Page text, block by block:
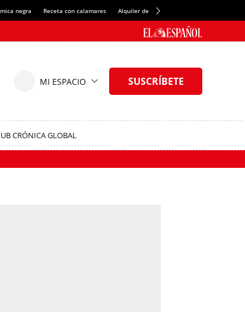
negra Receta con calamares Alquiler de habitaciones en España
CRÓNICA GLOBAL